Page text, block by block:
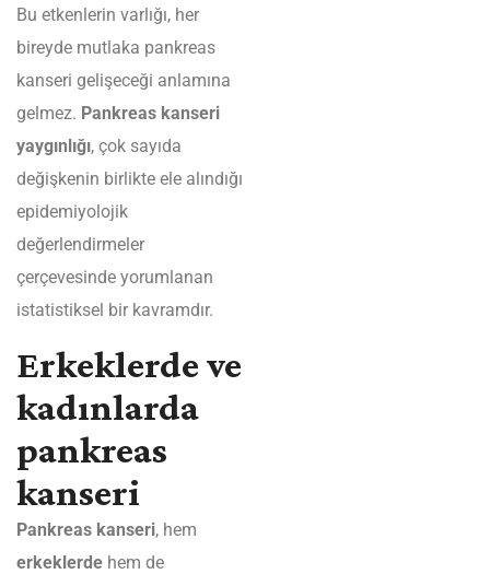
Bu etkenlerin varlığı, her
bireyde mutlaka pankreas
kanseri gelişeceği anlamına
gelmez. Pankreas kanseri
yaygınlığı, çok sayıda
değişkenin birlikte ele alındığı
epidemiyolojik
değerlendirmeler
çerçevesinde yorumlanan
istatistiksel bir kavramdır.
Erkeklerde ve
kadınlarda
pankreas
kanseri
Pankreas kanseri, hem
erkeklerde hem de